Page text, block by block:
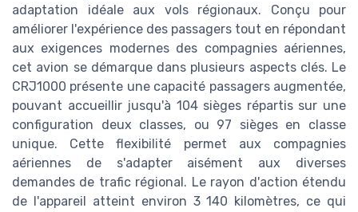
adaptation idéale aux vols régionaux. Conçu pour
améliorer l'expérience des passagers tout en répondant
aux exigences modernes des compagnies aériennes,
cet avion se démarque dans plusieurs aspects clés. Le
CRJ1000 présente une capacité passagers augmentée,
pouvant accueillir jusqu'à 104 sièges répartis sur une
configuration deux classes, ou 97 sièges en classe
unique. Cette flexibilité permet aux compagnies
aériennes de s'adapter aisément aux diverses
demandes de trafic régional. Le rayon d'action étendu
de l'appareil atteint environ 3 140 kilomètres, ce qui